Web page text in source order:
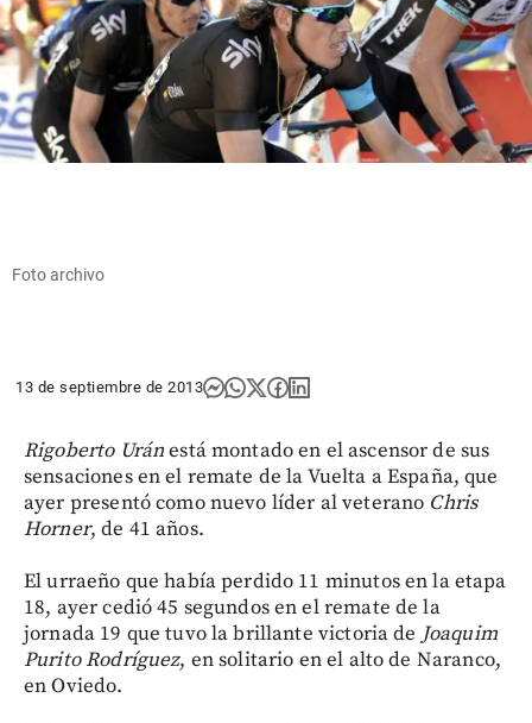
Foto archivo
13 de septiembre de 2013
Rigoberto Uránestá montado en el ascensor de sus
sensaciones en el remate de la Vuelta a España, que
ayer presentó como nuevo líder al veterano Chris
Horner, de 41 años.
El urraeño que había perdido 11 minutos en la etapa
18, ayer cedió 45 segundos en el remate de la
jornada 19 que tuvo la brillante victoria de Joaquim
Purito Rodríguez, en solitario en el alto de Naranco,
en Oviedo.